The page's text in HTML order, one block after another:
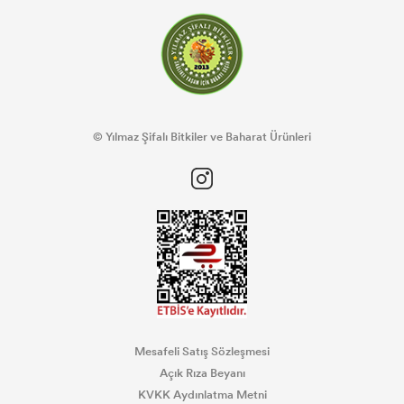
© Yılmaz Şifalı Bitkiler ve Baharat Ürünleri
Mesafeli Satış Sözleşmesi
Açık Rıza Beyanı
KVKK Aydınlatma Metni